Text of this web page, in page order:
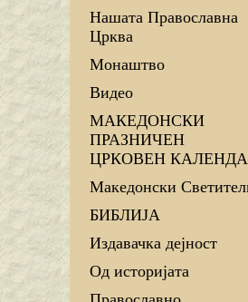
Нашата Православна
Црква
Монаштво
Видео
МАКЕДОНСКИ
ПРАЗНИЧЕН
ЦРКОВЕН
Македонски
БИБЛИЈА
Издавачка дејност
Од историјата